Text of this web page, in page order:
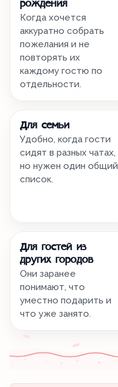
рождения
Когда хочется
аккуратно собрать
пожелания и не
повторять их
каждому гостю по
отдельности.
Для семьи
Удобно, когда гости
сидят в разных чатах,
но нужен один общий
список.
Для гостей из
других городов
Они заранее
понимают, что
уместно подарить и
что уже занято.